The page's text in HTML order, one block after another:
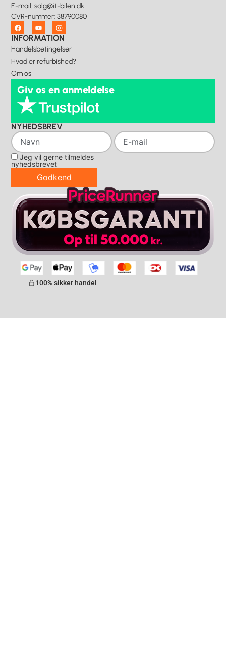
E-mail:salg@it-bilen.dk
CVR-nummer: 38790080
INFORMATION
Handelsbetingelser
Hvad er refurbished?
Om os
Giv os en anmeldelse
NYHEDSBREV
Jeg vil gerne tilmeldes
nyhedsbrevet
Godkend
100% sikker handel